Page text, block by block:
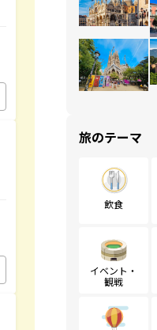
旅のテーマ
飲食
イベント・
観戦